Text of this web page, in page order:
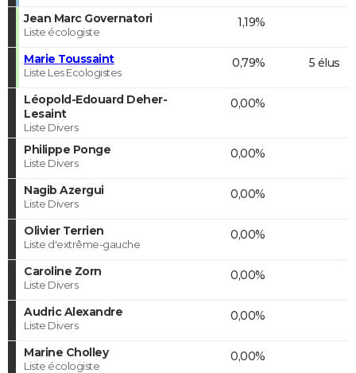
Jean Marc Governatori
Liste écologiste
1,19%
Marie Toussaint
Liste Les Ecologistes
0,79% 5 élus
Léopold-Edouard Deher-
Lesaint
Liste Divers
0,00%
Philippe Ponge
Liste Divers
0,00%
Nagib Azergui
Liste Divers
0,00%
Olivier Terrien
Liste d'extrême-gauche
0,00%
Caroline Zorn
Liste Divers
0,00%
Audric Alexandre
Liste Divers
0,00%
Marine Cholley
Liste écologiste
0,00%